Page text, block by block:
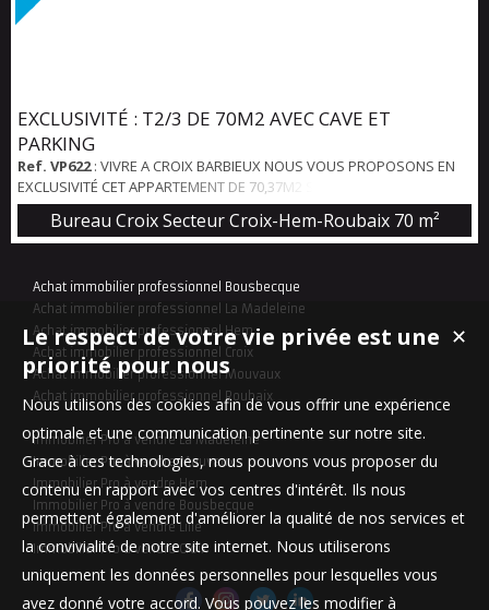
EXCLUSIVITÉ : T2/3 DE 70M2 AVEC CAVE ET
PARKING
Ref. VP622: VIVRE A CROIX BARBIEUX NOUS VOUS PROPOSONS EN
EXCLUSIVITÉ CET APPARTEMENT DE 70,37M2 SIS AU PREMIER ÉTAGE
D'UNE RÉSIDENCE DE STANDING SÉCURISÉE AVEC CONCIERGE ET
PARC PRIVATIF. L'APPARTEMENT OFFRE UNE ENTRÉE DE 5,63M2, UN
GRAND SÉJOUR DE 27,37M2 DONNANT SUR UNE TERRASSE EXPOSÉE
AMÉNAGER ACTUELLEMENT UTILISÉE EN CHAMBRE DE 9,62M2, UN...
Bureau Croix Secteur Croix-Hem-Roubaix 70 m²
Achat immobilier professionnel Bousbecque
Achat immobilier professionnel La Madeleine
Achat immobilier professionnel Hem
Achat immobilier professionnel Croix
Achat immobilier professionnel Mouvaux
Achat immobilier professionnel Roubaix
Immobilier Pro à vendre La Madeleine
Immobilier Pro à vendre Mouvaux
Immobilier Pro à vendre Hem
Immobilier Pro à vendre Bousbecque
Immobilier Pro à vendre Lille
Immobilier Pro à vendre Croix
✕
Le respect de votre vie privée est une
priorité pour nous
Nous utilisons des cookies afin de vous offrir une expérience
optimale et une communication pertinente sur notre site.
Grace à ces technologies, nous pouvons vous proposer du
contenu en rapport avec vos centres d'intérêt. Ils nous
permettent également d'améliorer la qualité de nos services et
la convivialité de notre site internet. Nous utiliserons
uniquement les données personnelles pour lesquelles vous
avez donné votre accord. Vous pouvez les modifier à